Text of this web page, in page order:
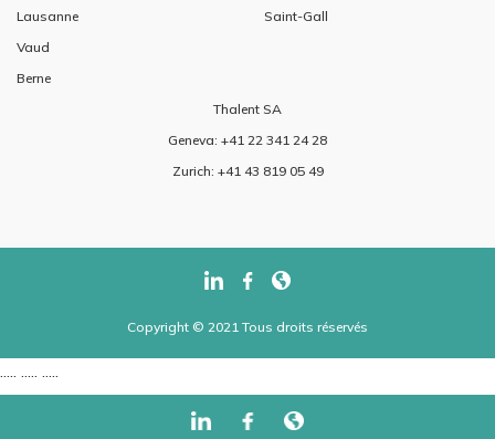
Lausanne
Vaud
Berne
Saint-Gall
Thalent SA
Geneva: +41 22 341 24 28
Zurich: +41 43 819 05 49
Copyright © 2021 Tous droits réservés
..... ..... .....
..... ..... .....